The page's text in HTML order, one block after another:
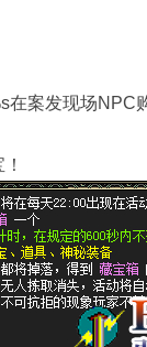
在案发现场NPC